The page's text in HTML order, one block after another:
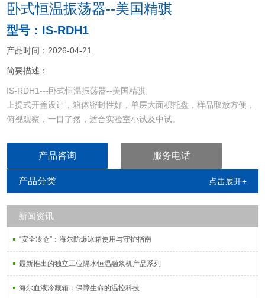
卧式恒温振荡器--美国精骐
型号：IS-RDH1
产品时间：2026-04-21
简要描述：
IS-RDH1---卧式恒温振荡器--美国精骐
上提式开盖设计，箱体密封性好，单层大面积托盘，样品取放方便，
俯视观察，一目了然，适合实验室小试及中试。
产品咨询 服务电话
产品分类 点击展开+
新闻资讯
“安全冷仓”：海尔防爆冰箱使用与守护指南
最新推出的独立工位隔水恒温融浆机产品系列
海尔血液冷藏箱：保障生命的温控科技